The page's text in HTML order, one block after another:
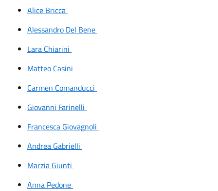
Alice Bricca
Alessandro Del Bene
Lara Chiarini
Matteo Casini
Carmen Comanducci
Giovanni Farinelli
Francesca Giovagnoli
Andrea Gabrielli
Marzia Giunti
Anna Pedone